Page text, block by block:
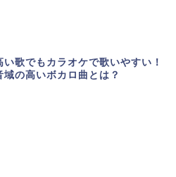
い歌でもカラオケで歌いやすい！
域の高いボカロ曲とは？